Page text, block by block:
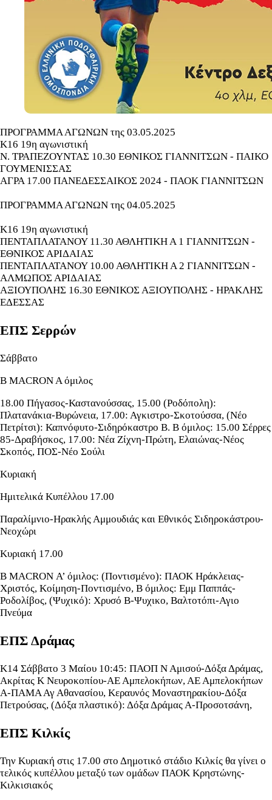
ΠΡΟΓΡΑΜΜΑ ΑΓΩΝΩΝ της 03.05.2025
Κ16 19η αγωνιστική
Ν. ΤΡΑΠΕΖΟΥΝΤΑΣ 10.30 ΕΘΝΙΚΟΣ ΓΙΑΝΝΙΤΣΩΝ - ΠΑΙΚΟ
ΓΟΥΜΕΝΙΣΣΑΣ
ΑΓΡΑ 17.00 ΠΑΝΕΔΕΣΣΑΙΚΟΣ 2024 - ΠΑΟΚ ΓΙΑΝΝΙΤΣΩΝ
ΠΡΟΓΡΑΜΜΑ ΑΓΩΝΩΝ της 04.05.2025
Κ16 19η αγωνιστική
ΠΕΝΤΑΠΛΑΤΑΝΟΥ 11.30 ΑΘΛΗΤΙΚΗ Α 1 ΓΙΑΝΝΙΤΣΩΝ -
ΕΘΝΙΚΟΣ ΑΡΙΔΑΙΑΣ
ΠΕΝΤΑΠΛΑΤΑΝΟΥ 10.00 ΑΘΛΗΤΙΚΗ Α 2 ΓΙΑΝΝΙΤΣΩΝ -
ΑΛΜΩΠΟΣ ΑΡΙΔΑΙΑΣ
ΑΞΙΟΥΠΟΛΗΣ 16.30 ΕΘΝΙΚΟΣ ΑΞΙΟΥΠΟΛΗΣ - ΗΡΑΚΛΗΣ
ΕΔΕΣΣΑΣ
ΕΠΣ Σερρών
Σάββατο
Β ΜACRON A όμιλος
18.00 Πήγασος-Καστανούσσας, 15.00 (Ροδόπολη):
Πλατανάκια-Βυρώνεια, 17.00: Αγκιστρο-Σκοτούσσα, (Νέο
Πετρίτσι): Καπνόφυτο-Σιδηρόκαστρο Β. Β όμιλος: 15.00 Σέρρες
85-Δραβήσκος, 17.00: Νέα Ζίχνη-Πρώτη, Ελαιώνας-Νέος
Σκοπός, ΠΟΣ-Νέο Σούλι
Κυριακή
Ημιτελικά Κυπέλλου 17.00
Παραλίμνιο-Ηρακλής Αμμουδιάς και Εθνικός Σιδηροκάστρου-
Νεοχώρι
Κυριακή 17.00
Β ΜΑCRON Α’ όμιλος: (Ποντισμένο): ΠΑΟΚ Ηράκλειας-
Χριστός, Κοίμηση-Ποντισμένο, Β όμιλος: Εμμ Παππάς-
Ροδολίβος, (Ψυχικό): Χρυσό Β-Ψυχικο, Βαλτοτόπι-Αγιο
Πνεύμα
ΕΠΣ Δράμας
Κ14 Σάββατο 3 Μαίου 10:45: ΠΑΟΠ Ν Αμισού-Δόξα Δράμας,
Ακρίτας Κ Νευροκοπίου-ΑΕ Αμπελοκήπων, ΑΕ Αμπελοκήπων
Α-ΠΑΜΑ Αγ Αθανασίου, Κεραυνός Μοναστηρακίου-Δόξα
Πετρούσας, (Δόξα πλαστικό): Δόξα Δράμας Α-Προσοτσάνη,
ΕΠΣ Κιλκίς
Την Κυριακή στις 17.00 στο Δημοτικό στάδιο Κιλκίς θα γίνει ο
τελικός κυπέλλου μεταξύ των ομάδων ΠΑΟΚ Κρηστώνης-
Κιλκισιακός